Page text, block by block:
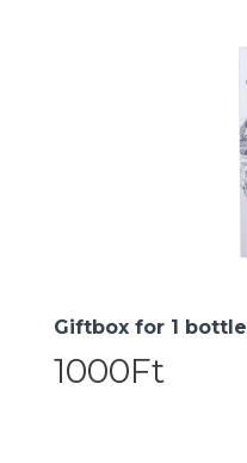
Giftbox for 1 bottle
1000Ft